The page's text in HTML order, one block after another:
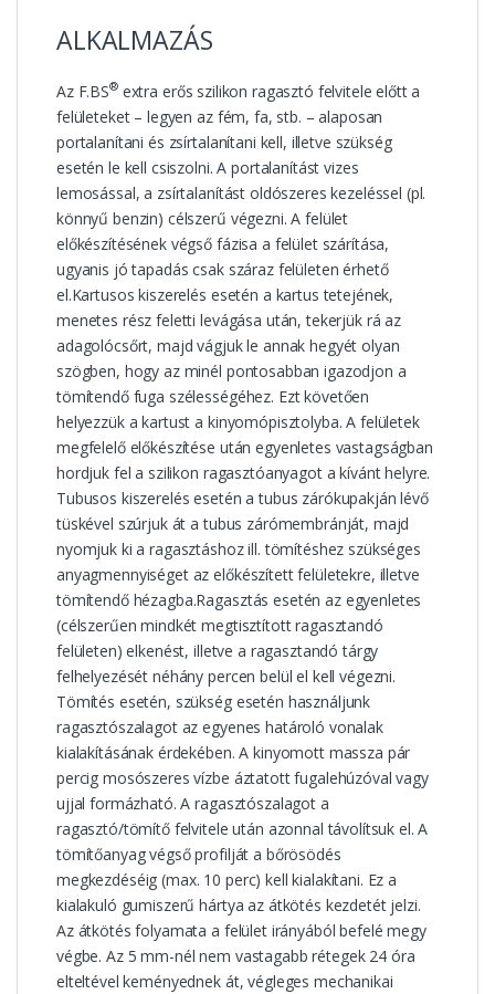
ALKALMAZÁS
Az F.BS®extra erős szilikon ragasztó felvitele előtt a
felületeket – legyen az fém, fa, stb. – alaposan
portalanítani és zsírtalanítani kell, illetve szükség
esetén le kell csiszolni. A portalanítást vizes
lemosással, a zsírtalanítást oldószeres kezeléssel (pl.
könnyű benzin) célszerű végezni. A felület
előkészítésének végső fázisa a felület szárítása,
ugyanis jó tapadás csak száraz felületen érhető
el.Kartusos kiszerelés esetén a kartus tetejének,
menetes rész feletti levágása után, tekerjük rá az
adagolócsőrt, majd vágjuk le annak hegyét olyan
szögben, hogy az minél pontosabban igazodjon a
tömítendő fuga szélességéhez. Ezt követően
helyezzük a kartust a kinyomópisztolyba. A felületek
megfelelő előkészítése után egyenletes vastagságban
hordjuk fel a szilikon ragasztóanyagot a kívánt helyre.
Tubusos kiszerelés esetén a tubus zárókupakján lévő
tüskével szúrjuk át a tubus zárómembránját, majd
nyomjuk ki a ragasztáshoz ill. tömítéshez szükséges
anyagmennyiséget az előkészített felületekre, illetve
tömítendő hézagba.Ragasztás esetén az egyenletes
(célszerűen mindkét megtisztított ragasztandó
felületen) elkenést, illetve a ragasztandó tárgy
felhelyezését néhány percen belül el kell végezni.
Tömítés esetén, szükség esetén használjunk
ragasztószalagot az egyenes határoló vonalak
kialakításának érdekében. A kinyomott massza pár
percig mosószeres vízbe áztatott fugalehúzóval vagy
ujjal formázható. A ragasztószalagot a
ragasztó/tömítő felvitele után azonnal távolítsuk el. A
tömítőanyag végső profilját a bőrösödés
megkezdéséig (max. 10 perc) kell kialakítani. Ez a
kialakuló gumiszerű hártya az átkötés kezdetét jelzi.
Az átkötés folyamata a felület irányából befelé megy
végbe. Az 5 mm-nél nem vastagabb rétegek 24 óra
elteltével keményednek át, végleges mechanikai